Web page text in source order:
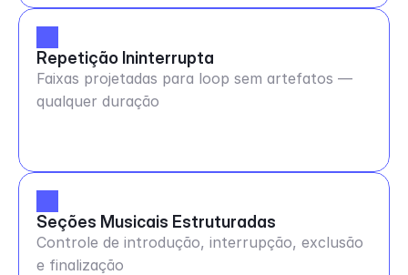
Repetição Ininterrupta
Faixas projetadas para loop sem artefatos —
qualquer duração
Seções Musicais Estruturadas
Controle de introdução, interrupção, exclusão
e finalização